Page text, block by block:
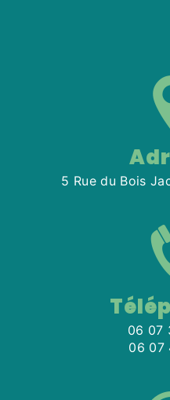
5 Rue du Bois
06 07
06 07